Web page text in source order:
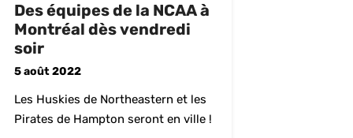
Des équipes de la NCAA à
Montréal dès vendredi
soir
5 août 2022
Les Huskies de Northeastern et les
Pirates de Hampton seront en ville !